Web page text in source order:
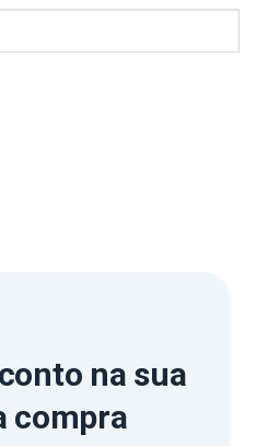
na sua
compra